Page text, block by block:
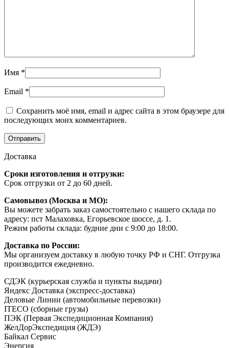
Имя *
Email *
Сохранить моё имя, email и адрес сайта в этом браузере для
последующих моих комментариев.
Доставка
Сроки изготовления и отгрузки:
Срок отгрузки от 2 до 60 дней.
Самовывоз (Москва и МО):
Вы можете забрать заказ самостоятельно с нашего склада по
адресу: пст Малаховка, Егорьевское шоссе, д. 1.
Режим работы склада: будние дни с 9:00 до 18:00.
Доставка по России:
Мы организуем доставку в любую точку РФ и СНГ. Отгрузка
производится ежедневно.
СДЭК (курьерская служба и пункты выдачи)
Яндекс Доставка (экспресс-доставка)
Деловые Линии (автомобильные перевозки)
ITECO (сборные грузы)
ПЭК (Первая Экспедиционная Компания)
ЖелДорЭкспедиция (ЖДЭ)
Байкал Сервис
Энергия